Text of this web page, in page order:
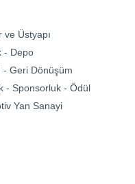
ve Üstyapı
- Depo
- Geri Dönüşüm
- Sponsorluk - Ödül
Yan Sanayi